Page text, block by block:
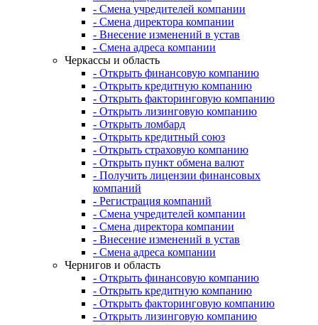
- Смена учредителей компании
- Смена директора компании
- Внесение изменений в устав
- Смена адреса компании
Черкассы и область
- Открыть финансовую компанию
- Открыть кредитную компанию
- Открыть факторинговую компанию
- Открыть лизинговую компанию
- Открыть ломбард
- Открыть кредитный союз
- Открыть страховую компанию
- Открыть пункт обмена валют
- Получить лицензии финансовых
компаний
- Регистрация компаний
- Смена учредителей компании
- Смена директора компании
- Внесение изменений в устав
- Смена адреса компании
Чернигов и область
- Открыть финансовую компанию
- Открыть кредитную компанию
- Открыть факторинговую компанию
- Открыть лизинговую компанию